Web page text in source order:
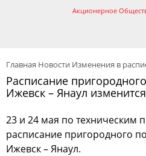
Акционерное
Главная Новости Изменения в
Расписание
Ижевск – Янаул
23 и 24 мая по техническим
расписание пригородного
Ижевск – Янаул.